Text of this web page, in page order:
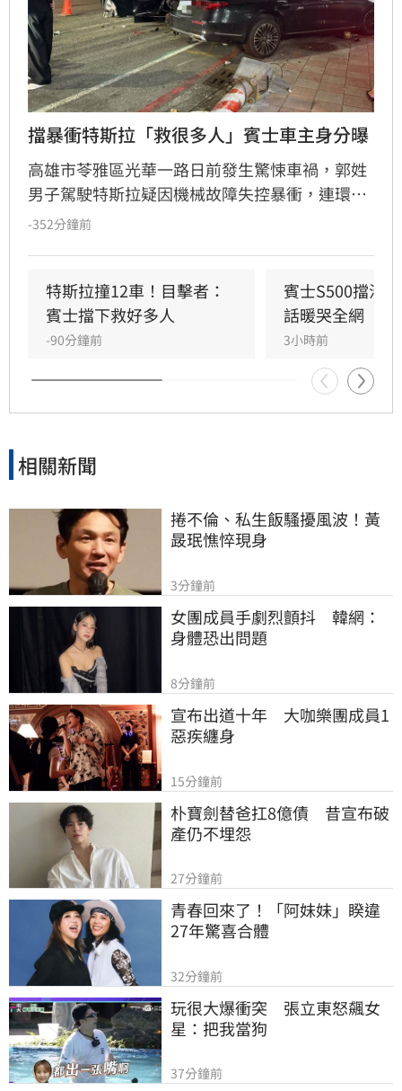
擋暴衝特斯拉「救很多人」賓士車主身分曝
高雄市苓雅區光華一路日前發生驚悚車禍，郭姓
男子駕駛特斯拉疑因機械故障失控暴衝，連環撞
擊12輛汽機車及單車，所幸僅造成3人輕傷。肇
光，竟是擁有1.4萬粉絲的網紅「超級土豆粉」，
同時也是嘉義知名甜甜圈店老闆。
-352分鐘前
特斯拉撞12車！目擊者：
賓士擋下救好多人
-90分鐘前
賓士S500擋浩
話暖哭全網
3小時前
相關新聞
捲不倫、私生飯騷擾風波！黃
晸珉憔悴現身
3分鐘前
女團成員手劇烈顫抖　韓網：
身體恐出問題
8分鐘前
宣布出道十年　大咖樂團成員1
惡疾纏身
15分鐘前
朴寶劍替爸扛8億債　昔宣布破
產仍不埋怨
27分鐘前
青春回來了！「阿妹妹」睽違
27年驚喜合體
32分鐘前
玩很大爆衝突　張立東怒飆女
星：把我當狗
37分鐘前